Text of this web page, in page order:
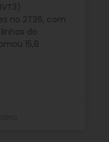
no 2T26, com
do
15,8